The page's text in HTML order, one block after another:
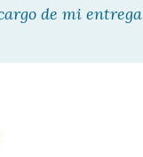
de mi entrega